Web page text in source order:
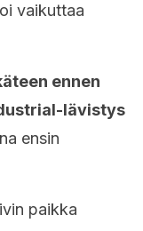
vaikuttaa
ennen
lävistys
ensin
paikka